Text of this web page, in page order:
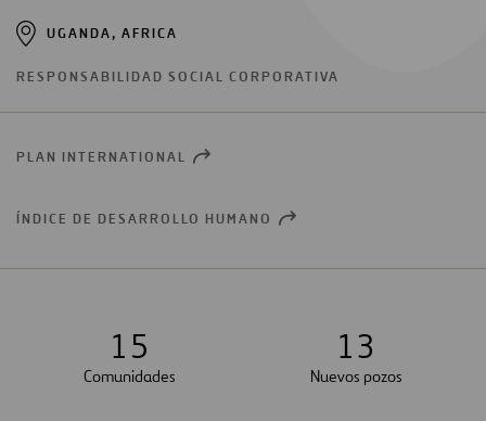
UGANDA, AFRICA
RESPONSABILIDAD SOCIAL CORPORATIVA
PLAN INTERNATIONAL OPEN
ÍNDICE DE DESARROLLO HUMANO OPEN
15
Comunidades
13
Nuevos pozos